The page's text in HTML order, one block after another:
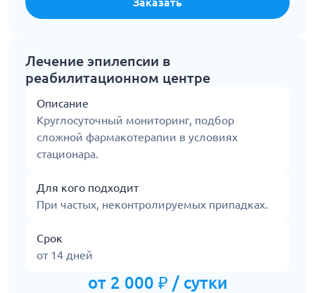
Лечение эпилепсии в
реабилитационном центре
Описание
Круглосуточный мониторинг, подбор
сложной фармакотерапии в условиях
стационара.
Для кого подходит
При частых, неконтролируемых припадках.
Срок
от 14 дней
от 2 000 ₽ / сутки